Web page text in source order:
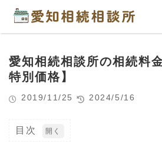
愛知相続相談所の相続料
特別価格】
2019/11/25 2024/5/16
目次